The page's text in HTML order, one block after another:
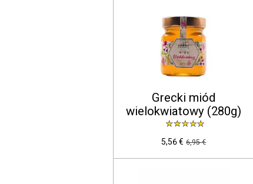
Grecki miód
wielokwiatowy (280g)
5,56 € 6,95 €